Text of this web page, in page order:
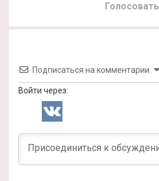
Голосовать
Подписаться на комментарии
Войти через: